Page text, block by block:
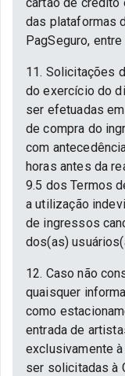
das plataformas
PagSeguro,
11. Solicitações
do exercício do
ser efetuadas
de compra do
com
horas antes da
9.5 dos Termos
a utilização
de ingressos
dos(as)
12. Caso não
quaisquer
como
entrada de
exclusivamente
ser solicitadas à